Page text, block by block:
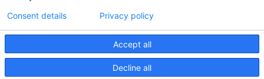
CGTCatalunya
cgtcatalunya
Accept all
Decline all
Consent details Privacy policy